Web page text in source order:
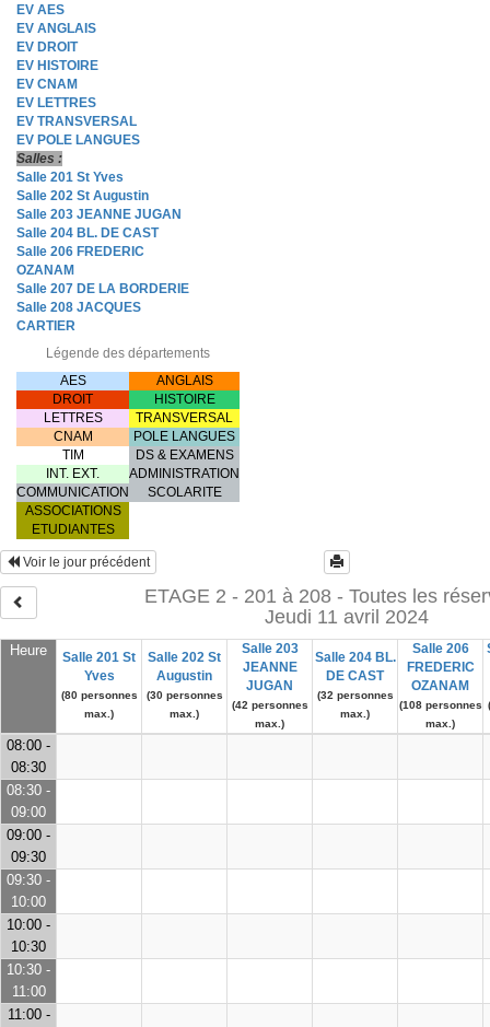
EV AES
EV ANGLAIS
EV DROIT
EV HISTOIRE
EV CNAM
EV LETTRES
EV TRANSVERSAL
EV POLE LANGUES
Salles :
Salle 201 St Yves
Salle 202 St Augustin
Salle 203 JEANNE JUGAN
Salle 204 BL. DE CAST
Salle 206 FREDERIC
OZANAM
Salle 207 DE LA BORDERIE
Salle 208 JACQUES
CARTIER
Légende des départements
AES
ANGLAIS
DROIT
HISTOIRE
LETTRES
TRANSVERSAL
CNAM
POLE LANGUES
TIM
DS & EXAMENS
INT. EXT.
ADMINISTRATION
COMMUNICATION
SCOLARITE
ASSOCIATIONS
ETUDIANTES
Heure
Salle 201 St
Yves
(80 personnes
max.)
Salle 202 St
Augustin
(30 personnes
max.)
Salle 203
JEANNE
JUGAN
(42 personnes
max.)
Salle 204 BL.
DE CAST
(32 personnes
max.)
Salle 206
FREDERIC
OZANAM
(108 personnes
max.)
Voir le jour précédent
ETAGE 2 - 201 à 208 - Toutes les
Jeudi 11 avril 2024
08:00 -
08:30
08:30 -
09:00
09:00 -
09:30
09:30 -
10:00
10:00 -
10:30
10:30 -
11:00
11:00 -